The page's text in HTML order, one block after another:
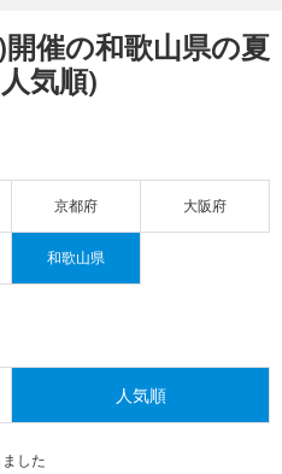
催の和歌山県の夏
気順)
京都府 大阪府
和歌山県
人気順
した